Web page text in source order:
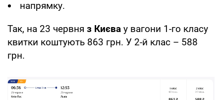
напрямку.
Так, на 23 червня з Києва у вагони 1-го класу
квитки коштують 863 грн. У 2-й клас – 588
грн.